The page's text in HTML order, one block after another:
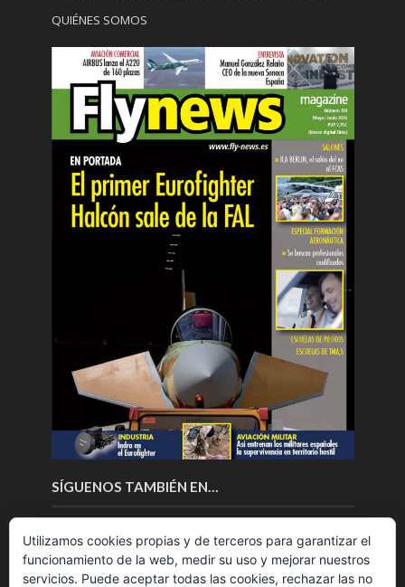
QUIÉNES SOMOS
SÍGUENOS TAMBIÉN EN…
Utilizamos cookies propias y de terceros para garantizar el
funcionamiento de la web, medir su uso y mejorar nuestros
servicios. Puede aceptar todas las cookies, rechazar las no